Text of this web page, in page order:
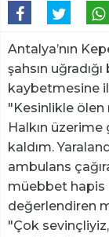
Antalya’nın
şahsın uğradığı
kaybetmesine
"Kesinlikle ölen
Halkın
kaldım.
ambulans
müebbet hapis
değerlendiren
"Çok